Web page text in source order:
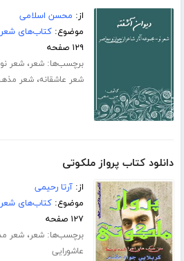
از: محسن اسلامی
موضوع:کتاب‌های شعر
۱۲۹ صفحه
برچسب‌ها:شعر،شعر نو
شعر عاشقانه،شعر
دانلود کتاب پرواز ملکوتی
از:آرتا رحیمی
موضوع:کتاب‌های شعر
۱۲۷ صفحه
برچسب‌ها:شعر،شعر
عاشورایی